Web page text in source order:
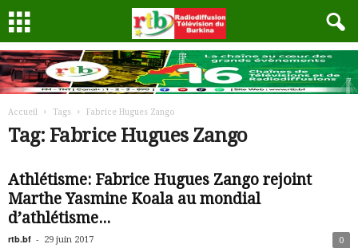
Accueil Tags Fabrice Hugues Zango
Tag: Fabrice Hugues Zango
Athlétisme: Fabrice Hugues Zango rejoint
Marthe Yasmine Koala au mondial
d’athlétisme...
rtb.bf - 29 juin 2017 0